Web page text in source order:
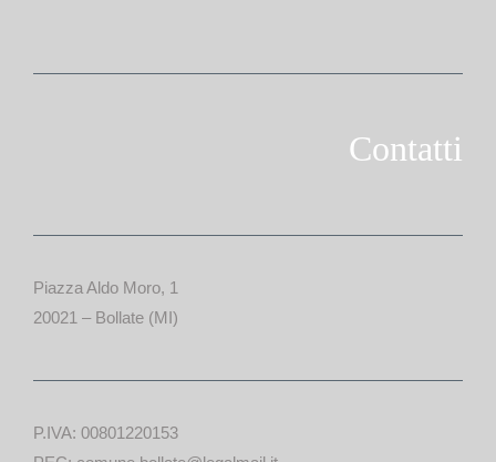
Contatti
Piazza Aldo Moro, 1
20021 – Bollate (MI)
P.IVA: 00801220153